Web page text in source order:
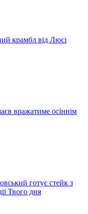
крамбл від Люсі
вражатиме осіннім
готує стейк з
Твого дня